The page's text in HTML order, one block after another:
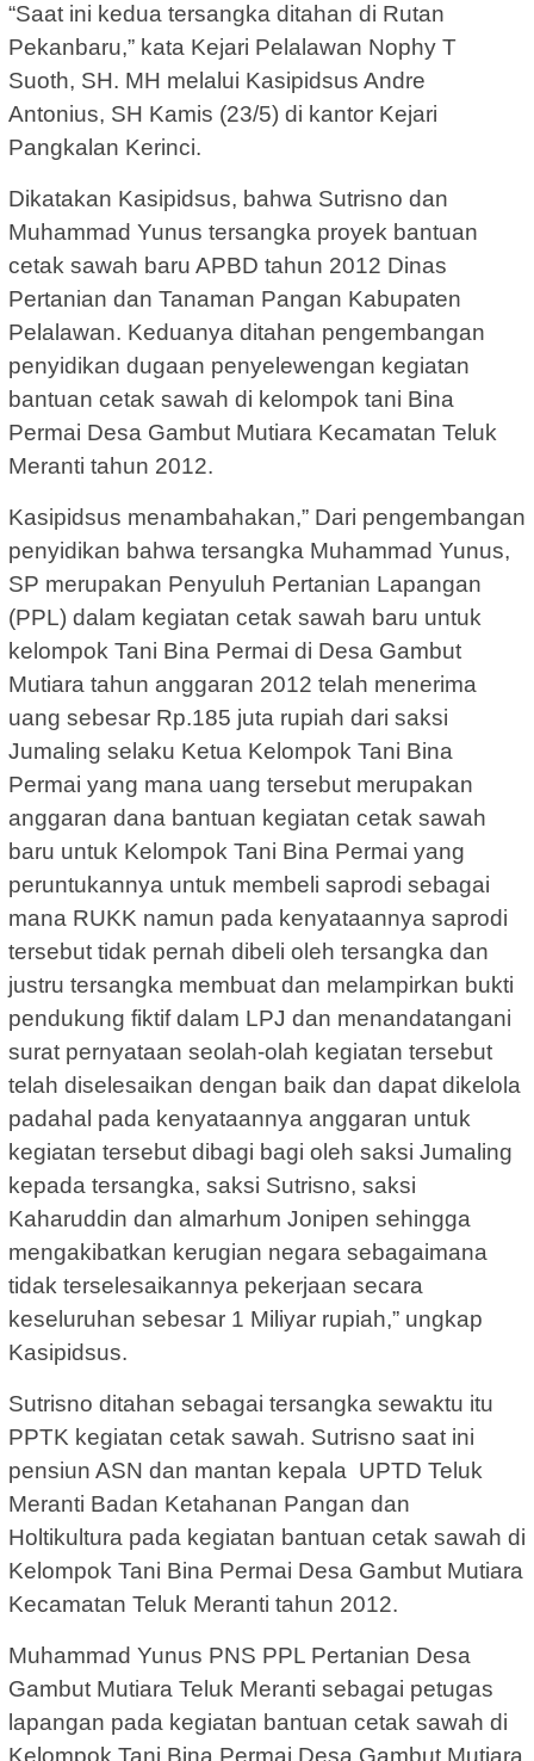
“Saat ini kedua tersangka ditahan di Rutan
Pekanbaru,” kata Kejari Pelalawan Nophy T
Suoth, SH. MH melalui Kasipidsus Andre
Antonius, SH Kamis (23/5) di kantor Kejari
Pangkalan Kerinci.
Dikatakan Kasipidsus, bahwa Sutrisno dan
Muhammad Yunus tersangka proyek bantuan
cetak sawah baru APBD tahun 2012 Dinas
Pertanian dan Tanaman Pangan Kabupaten
Pelalawan. Keduanya ditahan pengembangan
penyidikan dugaan penyelewengan kegiatan
bantuan cetak sawah di kelompok tani Bina
Permai Desa Gambut Mutiara Kecamatan Teluk
Meranti tahun 2012.
Kasipidsus menambahakan,” Dari pengembangan
penyidikan bahwa tersangka Muhammad Yunus,
SP merupakan Penyuluh Pertanian Lapangan
(PPL) dalam kegiatan cetak sawah baru untuk
kelompok Tani Bina Permai di Desa Gambut
Mutiara tahun anggaran 2012 telah menerima
uang sebesar Rp.185 juta rupiah dari saksi
Jumaling selaku Ketua Kelompok Tani Bina
Permai yang mana uang tersebut merupakan
anggaran dana bantuan kegiatan cetak sawah
baru untuk Kelompok Tani Bina Permai yang
peruntukannya untuk membeli saprodi sebagai
mana RUKK namun pada kenyataannya saprodi
tersebut tidak pernah dibeli oleh tersangka dan
justru tersangka membuat dan melampirkan bukti
pendukung fiktif dalam LPJ dan menandatangani
surat pernyataan seolah-olah kegiatan tersebut
telah diselesaikan dengan baik dan dapat dikelola
padahal pada kenyataannya anggaran untuk
kegiatan tersebut dibagi bagi oleh saksi Jumaling
kepada tersangka, saksi Sutrisno, saksi
Kaharuddin dan almarhum Jonipen sehingga
mengakibatkan kerugian negara sebagaimana
tidak terselesaikannya pekerjaan secara
keseluruhan sebesar 1 Miliyar rupiah,” ungkap
Kasipidsus.
Sutrisno ditahan sebagai tersangka sewaktu itu
PPTK kegiatan cetak sawah. Sutrisno saat ini
pensiun ASN dan mantan kepala UPTD Teluk
Meranti Badan Ketahanan Pangan dan
Holtikultura pada kegiatan bantuan cetak sawah di
Kelompok Tani Bina Permai Desa Gambut Mutiara
Kecamatan Teluk Meranti tahun 2012.
Muhammad Yunus PNS PPL Pertanian Desa
Gambut Mutiara Teluk Meranti sebagai petugas
lapangan pada kegiatan bantuan cetak sawah di
Kelompok Tani Bina Permai Desa Gambut Mutiara